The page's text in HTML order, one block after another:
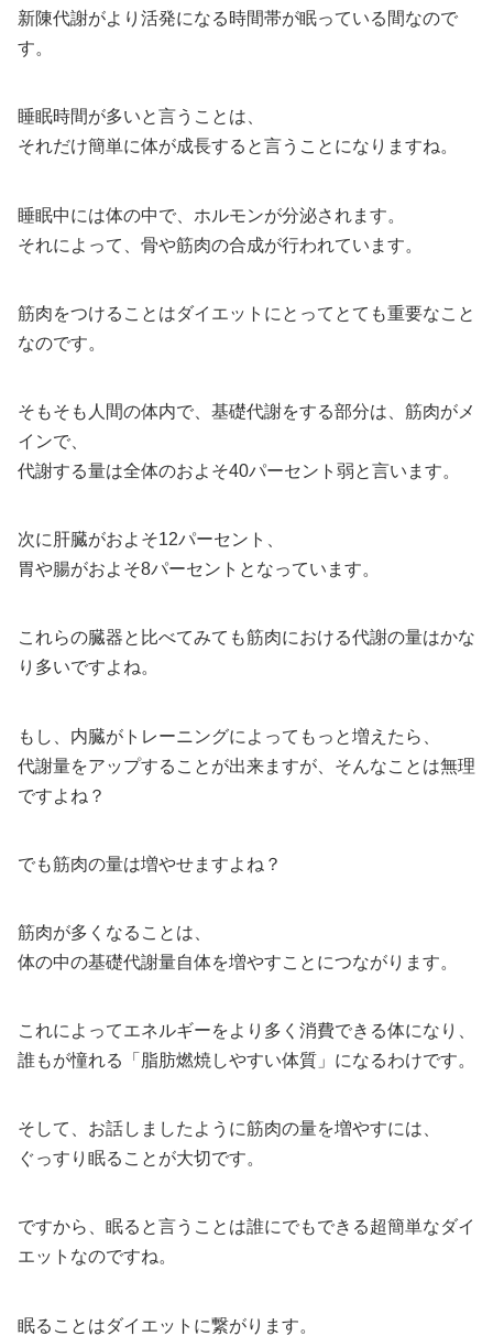
新陳代謝がより活発になる時間帯が眠っている間なので
す。
睡眠時間が多いと言うことは、
それだけ簡単に体が成長すると言うことになりますね。
睡眠中には体の中で、ホルモンが分泌されます。
それによって、骨や筋肉の合成が行われています。
筋肉をつけることはダイエットにとってとても重要なこと
なのです。
そもそも人間の体内で、基礎代謝をする部分は、筋肉がメ
インで、
代謝する量は全体のおよそ40パーセント弱と言います。
次に肝臓がおよそ12パーセント、
胃や腸がおよそ8パーセントとなっています。
これらの臓器と比べてみても筋肉における代謝の量はかな
り多いですよね。
もし、内臓がトレーニングによってもっと増えたら、
代謝量をアップすることが出来ますが、そんなことは無理
ですよね？
でも筋肉の量は増やせますよね？
筋肉が多くなることは、
体の中の基礎代謝量自体を増やすことにつながります。
これによってエネルギーをより多く消費できる体になり、
誰もが憧れる「脂肪燃焼しやすい体質」になるわけです。
そして、お話しましたように筋肉の量を増やすには、
ぐっすり眠ることが大切です。
ですから、眠ると言うことは誰にでもできる超簡単なダイ
エットなのですね。
眠ることはダイエットに繋がります。